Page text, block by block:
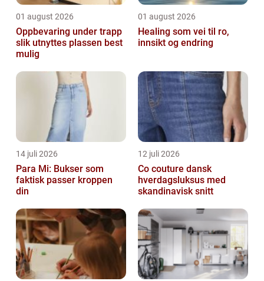
01 august 2026
Oppbevaring under trapp
slik utnyttes plassen best
mulig
01 august 2026
Healing som vei til ro,
innsikt og endring
14 juli 2026
Para Mi: Bukser som
faktisk passer kroppen
din
12 juli 2026
Co couture dansk
hverdagsluksus med
skandinavisk snitt